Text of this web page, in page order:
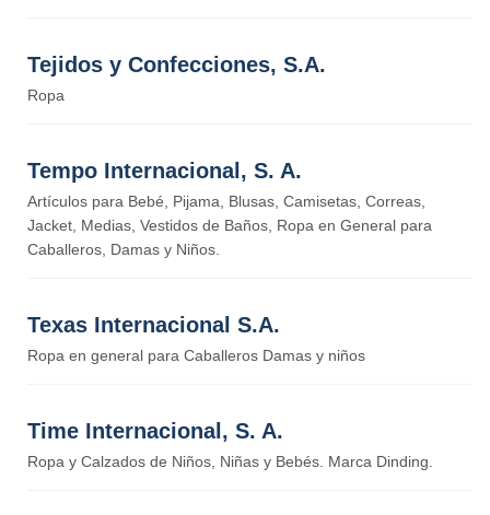
Tejidos y Confecciones, S.A.
Ropa
Tempo Internacional, S. A.
Artículos para Bebé, Pijama, Blusas, Camisetas, Correas,
Jacket, Medias, Vestidos de Baños, Ropa en General para
Caballeros, Damas y Niños.
Texas Internacional S.A.
Ropa en general para Caballeros Damas y niños
Time Internacional, S. A.
Ropa y Calzados de Niños, Niñas y Bebés. Marca Dinding.